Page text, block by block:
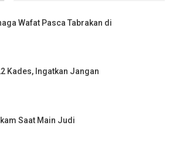
Wafat Pasca Tabrakan di
Kades, Ingatkan Jangan
Saat Main Judi